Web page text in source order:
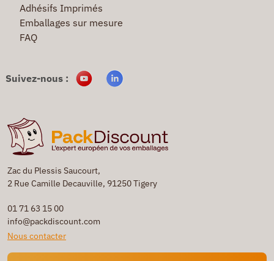
Zac du Plessis Saucourt,
2 Rue Camille Decauville, 91250 Tigery
01 71 63 15 00
info@packdiscount.com
Nous contacter
Adhésifs Imprimés
Emballages sur mesure
FAQ
Suivez-nous :